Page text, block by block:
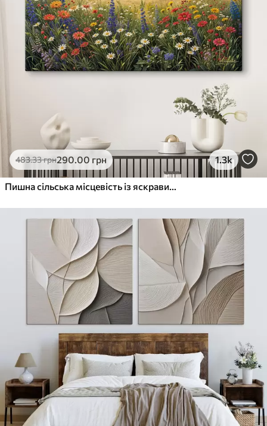
483.33грн290.00 грн 1.3k
Пишна сільська місцевість із яскравим лугом диких квітів, наповненим різнокольоровими квітами під хмарним небом